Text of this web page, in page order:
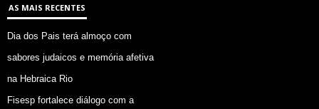
AS MAIS RECENTES
Dia dos Pais terá almoço com
sabores judaicos e memória afetiva
na Hebraica Rio
Fisesp fortalece diálogo com a